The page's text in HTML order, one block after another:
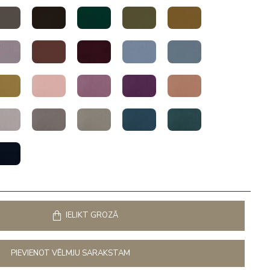
IELIKT GROZĀ
PIEVIENOT VĒLMJU SARAKSTAM